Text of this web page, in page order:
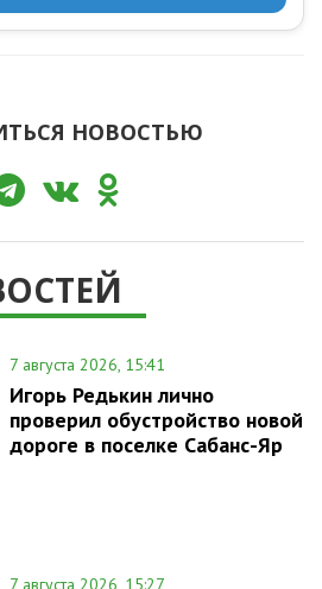
НОВОСТЬЮ
7 августа 2026, 15:41
Игорь Редькин лично
проверил обустройство новой
дороге в поселке Сабанс-Яр
7 августа 2026, 15:27